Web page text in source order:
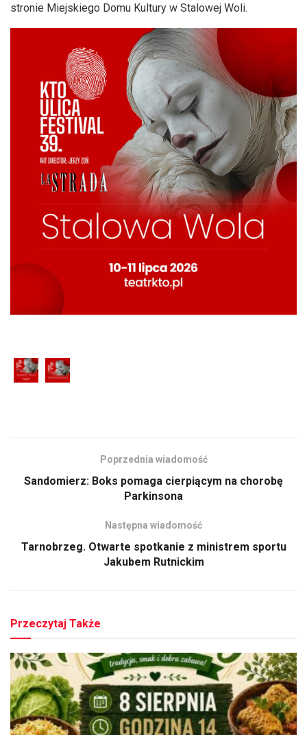
stronie Miejskiego Domu Kultury w Stalowej Woli.
Poprzednia wiadomość
Sandomierz: Boks pomaga cierpiącym na chorobę
Parkinsona
Następna wiadomość
Tarnobrzeg. Otwarte spotkanie z ministrem sportu
Jakubem Rutnickim
Przeczytaj Także